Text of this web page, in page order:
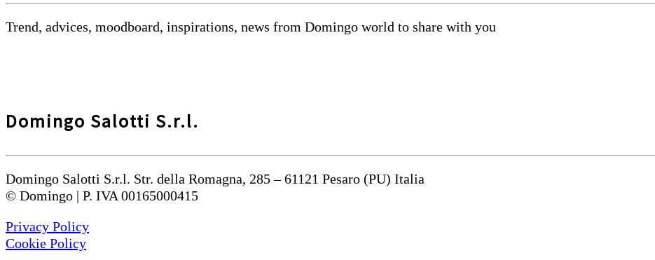
Trend, advices, moodboard, inspirations, news from Domingo world to share with you
Domingo Salotti S.r.l.
Domingo Salotti S.r.l. Str. della Romagna, 285 – 61121 Pesaro (PU) Italia
© Domingo | P. IVA 00165000415
Privacy Policy
Cookie Policy